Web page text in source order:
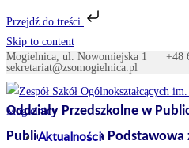
Przejdź do treści
Skip to content
Mogielnica, ul. Nowomiejska 1 +48
sekretariat@zsomogielnica.pl
Oddziały Przedszkolne w
Publiczna Szkoła Podstawowa
Aktualności